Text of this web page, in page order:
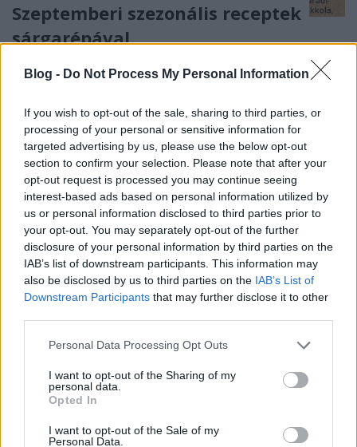
Blog - Do Not Process My Personal Information
If you wish to opt-out of the sale, sharing to third parties, or
processing of your personal or sensitive information for
targeted advertising by us, please use the below opt-out
section to confirm your selection. Please note that after your
opt-out request is processed you may continue seeing
interest-based ads based on personal information utilized by
us or personal information disclosed to third parties prior to
your opt-out. You may separately opt-out of the further
disclosure of your personal information by third parties on the
IAB’s list of downstream participants. This information may
also be disclosed by us to third parties on the IAB’s List of
Downstream Participants that may further disclose it to other
Please note that this website/app uses one or more Google
not limited to your visit or usage behaviour. You may click to
grant or deny consent to Google and its third-party tags to
use your data for below specified purposes in below Google
consent section.
Personal Data Processing Opt Outs
I want to opt-out of the Sharing of my
personal data.
Opted In
I want to opt-out of the Sale of my
Personal Data.
Szeptemberi szezonális receptek
sárgarépával
A gyökérzöldségek közül talán az egyik
legkedveltebb a sárgarépa. A sárgarépában jelentős
mennyiségű béta-karotin található, amit a szervezet
szükség esetén A-vitaminná alakít. A béta-karotint
antioxidánsként tartják számon, ami véd a szabad
gyökök károsító hatása ellen. A sárgarépa 40
kcal/100 g,…